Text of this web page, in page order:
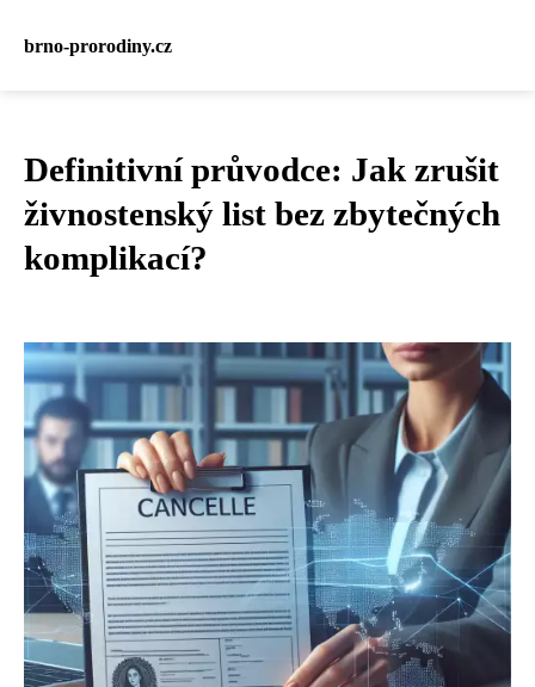
brno-prorodiny.cz
Definitivní průvodce: Jak zrušit
živnostenský list bez zbytečných
komplikací?